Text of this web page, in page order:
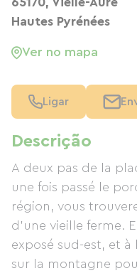
Descrição
A deux pas de la
une fois passé le
région, vous
d’une vieille ferme.
exposé sud-est, et à
sur la montagne
Hautes Pyrénées
Ver no mapa
Ligar